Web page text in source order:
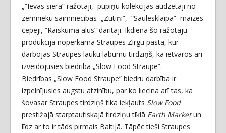
„“Ievas siera” ražotāji, pupiņu kolekcijas audzētāji no
zemnieku saimniecības „Zutiņi”, “Saulesklaipa” maizes
cepēji, “Raiskuma alus” darītāji. Ikdienā šo ražotāju
produkcijā nopērkama Straupes Zirgu pastā, kur
darbojas Straupes lauku labumu tirdziņš, kā ietvaros arī
izveidojusies biedrība „Slow Food Straupe”.
Biedrības „Slow Food Straupe” biedru darbība ir
izpelnījusies augstu atzinību, par ko liecina arī tas, ka
šovasar Straupes tirdziņš tika iekļauts Slow Food
prestižajā starptautiskajā tirdziņu tīklā Earth Marketun
līdz ar to ir tāds pirmais Baltijā. Tāpēc tieši Straupes